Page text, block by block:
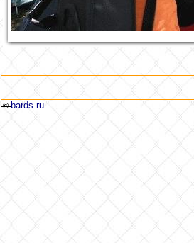
©bards.ru